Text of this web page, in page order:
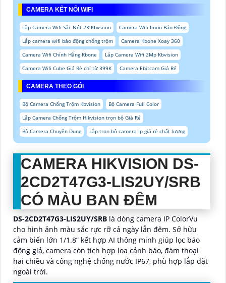
CAMERA KẾT NỐI WIFI
Lắp Camera Wifi Sắc Nét 2K Kbvsiion
Camera Wifi Imou Báo Động
Lắp camera wifi báo động chống trộm
Camera Kbone Xoay 360
Camera Wifi Chính Hãng Kbone
Lắp Camera Wifi 2Mp Kbvision
Camera Wifi Cube Giá Rẻ chỉ từ 399K
Camera Ebitcam Giá Rẻ
CAMERA THEO GÓI
Bộ Camera Chống Trộm Kbvision
Bộ Camera Full Color
Lắp Camera Chống Trộm Hikvision trọn bộ Giá Rẻ
Bộ Camera Chuyên Dụng
Lắp trọn bộ camera Ip giá rẻ chất lượng
CAMERA HIKVISION DS-
2CD2T47G3-LIS2UY/SRB
CÓ MÀU BAN ĐÊM
DS-2CD2T47G3-LIS2UY/SRB là dòng camera IP ColorVu
cho hình ảnh màu sắc rực rỡ cả ngày lẫn đêm. Sở hữu
cảm biến lớn 1/1.8” kết hợp AI thông minh giúp lọc báo
động giả, camera còn tích hợp loa cảnh báo, đàm thoại
hai chiều và công nghệ chống nước IP67, phù hợp lắp đặt
ngoài trời.